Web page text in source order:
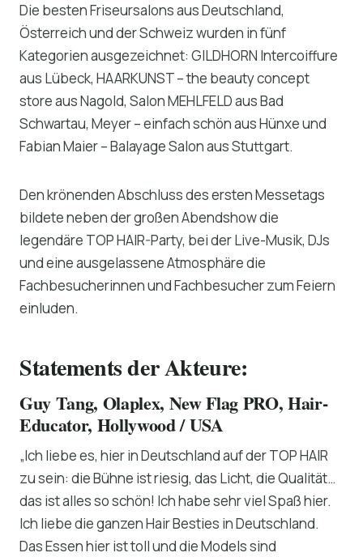
Die besten Friseursalons aus Deutschland,
Österreich und der Schweiz wurden in fünf
Kategorien ausgezeichnet: GILDHORN Intercoiffure
aus Lübeck, HAARKUNST – the beauty concept
store aus Nagold, Salon MEHLFELD aus Bad
Schwartau, Meyer – einfach schön aus Hünxe und
Fabian Maier – Balayage Salon aus Stuttgart.
Den krönenden Abschluss des ersten Messetags
bildete neben der großen Abendshow die
legendäre TOP HAIR-Party, bei der Live-Musik, DJs
und eine ausgelassene Atmosphäre die
Fachbesucherinnen und Fachbesucher zum Feiern
einluden.
Statements der Akteure:
Guy Tang, Olaplex, New Flag PRO, Hair-
Educator, Hollywood / USA
„Ich liebe es, hier in Deutschland auf der TOP HAIR
zu sein: die Bühne ist riesig, das Licht, die Qualität…
das ist alles so schön! Ich habe sehr viel Spaß hier.
Ich liebe die ganzen Hair Besties in Deutschland.
Das Essen hier ist toll und die Models sind